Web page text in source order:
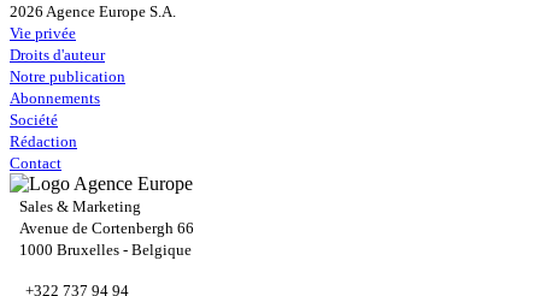
2026 Agence Europe S.A.
Vie privée
Droits d'auteur
Notre publication
Abonnements
Société
Rédaction
Contact
Sales & Marketing
Avenue de Cortenbergh 66
1000 Bruxelles - Belgique
+322 737 94 94